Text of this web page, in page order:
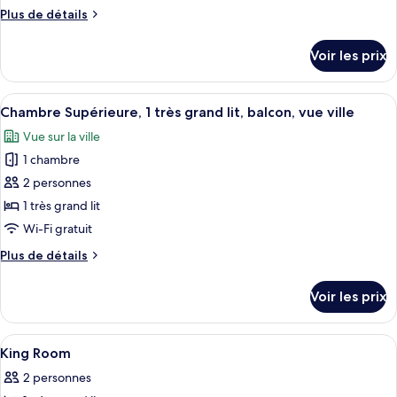
chambre :
Plus de détails
Plus
le
type
de
Chambre
Deluxe
Voir les prix
Afficher
toutes
les
photos
pour
ce
type
chambre :
très
grand
lit,
Une chambre d’hôtel équipée d’un
8
Chambre Supérieure, 1 très grand lit, balcon, vue ville
Vue sur la ville
1 chambre
2 personnes
1 très grand lit
Wi-Fi gratuit
Plus de détails
Plus
le
type
de
chambre
Chambre
Voir les prix
Afficher
toutes
les
Coffres-forts dans les chambres,
12
King Room
2 personnes